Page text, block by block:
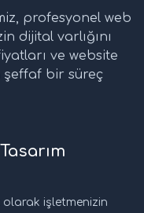
profesyonel web
dijital varlığını
ve website
şeffaf bir süreç
olarak işletmenizin